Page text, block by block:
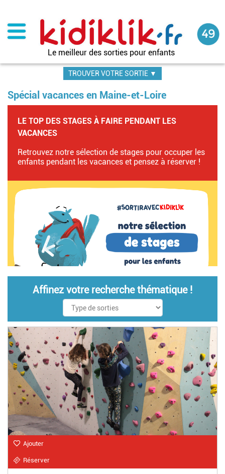
contenu
principal
Le meilleur des sorties pour enfants
TROUVER VOTRE SORTIE ▼
Spécial vacances en Maine-et-Loire
LE TOP DES STAGES À FAIRE PENDANT LES
VACANCES
Retrouvez notre sélection de stages pour occuper les
enfants pendant les vacances et pensez à réserver !
Affinez votre recherche thématique !
Ajouter
Réserver